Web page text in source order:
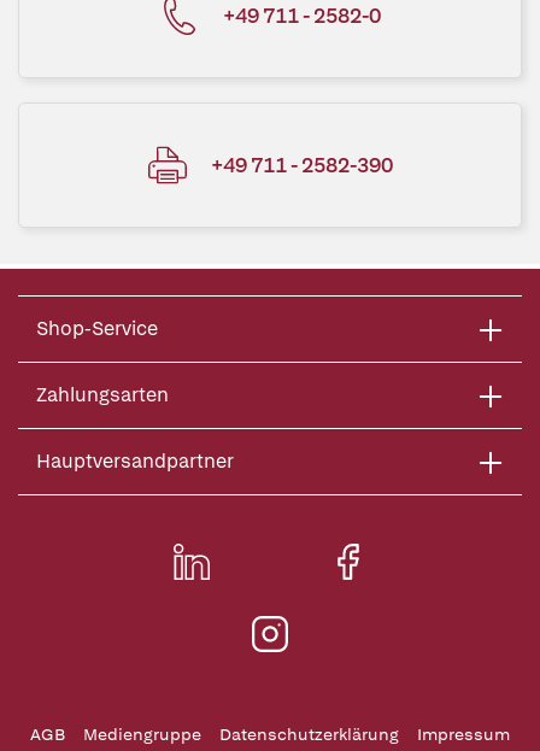
+49 711 - 2582-0
+49 711 - 2582-390
Shop-Service
Zahlungsarten
Hauptversandpartner
AGB Mediengruppe Datenschutzerklärung Impressum